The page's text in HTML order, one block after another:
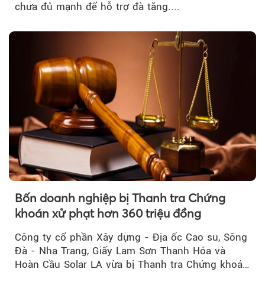
chưa đủ mạnh để hỗ trợ đà tăng....
Bốn doanh nghiệp bị Thanh tra Chứng
khoán xử phạt hơn 360 triệu đồng
Công ty cổ phần Xây dựng - Địa ốc Cao su, Sông
Đà - Nha Trang, Giấy Lam Sơn Thanh Hóa và
Hoàn Cầu Solar LA vừa bị Thanh tra Chứng khoán